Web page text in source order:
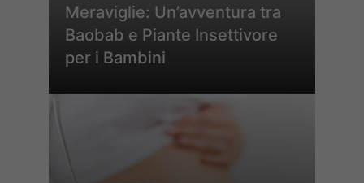
Meraviglie: Un’avventura tra
Baobab e Piante Insettivore
per i Bambini